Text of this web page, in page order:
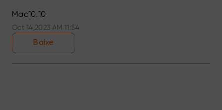
Mac10.10
Oct 14,2023 AM 11:54
Baixe